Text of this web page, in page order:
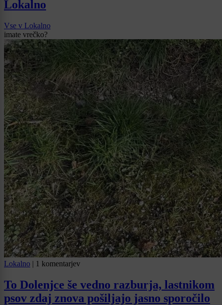
Lokalno
Vse v Lokalno
imate vrečko?
Lokalno | 1 komentarjev
To Dolenjce še vedno razburja, lastnikom
psov zdaj znova pošiljajo jasno sporočilo